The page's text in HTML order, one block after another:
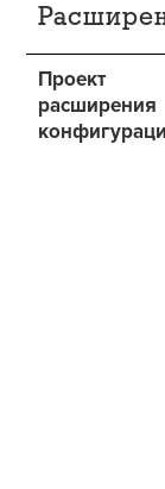
Проект
расширения